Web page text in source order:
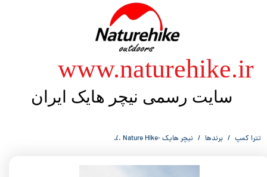
​​www.naturehike.ir
سایت رسمی نیچر هایک ایران
تترا کمپ برندها نیچر هایک -Nature Hike